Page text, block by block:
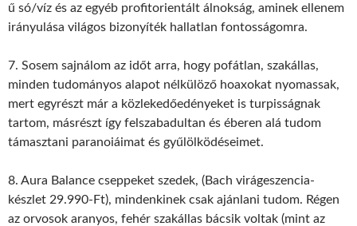
ű só/víz és az egyéb profitorientált álnokság, aminek ellenem
irányulása világos bizonyíték hallatlan fontosságomra.
7. Sosem sajnálom az időt arra, hogy pofátlan, szakállas,
minden tudományos alapot nélkülöző hoaxokat nyomassak,
mert egyrészt már a közlekedőedényeket is turpisságnak
tartom, másrészt így felszabadultan és éberen alá tudom
támasztani paranoiáimat és gyűlölködéseimet.
8. Aura Balance cseppeket szedek, (Bach virágeszencia-
készlet 29.990-Ft), mindenkinek csak ajánlani tudom. Régen
az orvosok aranyos, fehér szakállas bácsik voltak (mint az